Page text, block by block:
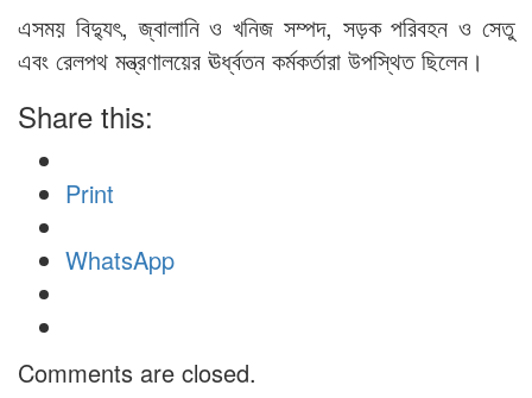
এসময় বিদ্যুৎ, জ্বালানি ও খনিজ সম্পদ, সড়ক পরিবহন ও সেতু
এবং রেলপথ মন্ত্রণালয়ের ঊর্ধ্বতন কর্মকর্তারা উপস্থিত ছিলেন।
Share this:
Print
WhatsApp
Comments are closed.